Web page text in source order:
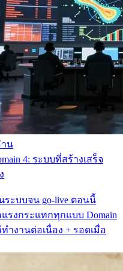
าน
4: ระบบที่สร้างเสร็จ
ระบบจน go-live ตอนนี้
รงกระแทกทุกแบบ Domain
ทำงานต่อเนื่อง + รอดเมื่อ